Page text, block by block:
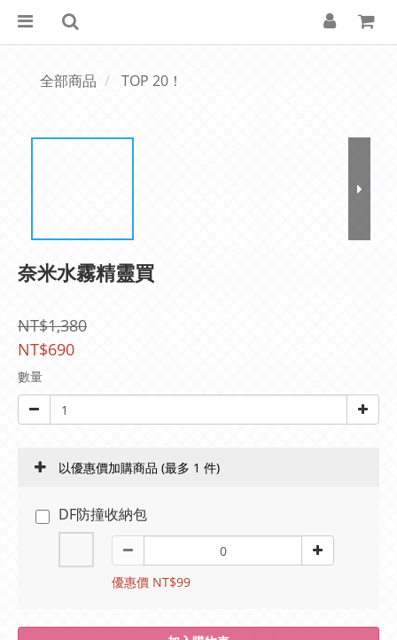
全部商品 TOP 20！
奈米水霧精靈買
NT$1,380
NT$690
數量
以優惠價加購商品 (最多 1 件)
DF防撞收納包
優惠價 NT$99